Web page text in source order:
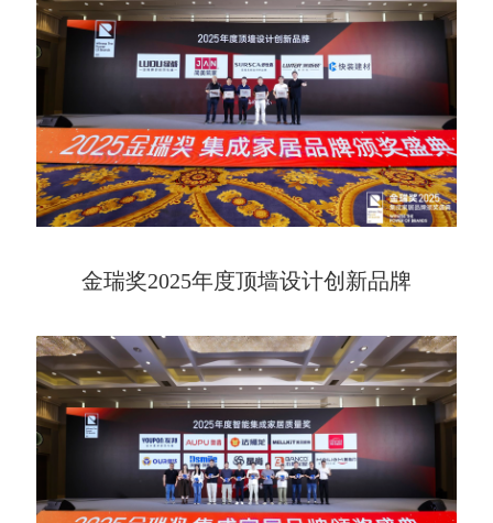
金瑞奖2025年度顶墙设计创新品牌